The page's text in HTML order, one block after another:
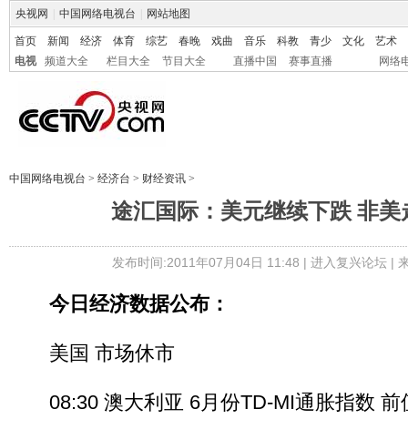
央视网 中国网络电视台 网站地图
首页 新闻 经济 体育 综艺 春晚 戏曲 音乐 科教 青少 文化
艺术
电视
频道大全 栏目大全 节目大全 直播中国 赛事直播 网络
中国网络电视台 > 经济台 > 财经资讯 >
途汇国际：美元继续下跌 非美
发布时间:2011年07月04日 11:48 | 进入复兴论坛|
今日经济数据公布：
美国 市场休市
08:30 澳大利亚 6月份TD-MI通胀指数 前